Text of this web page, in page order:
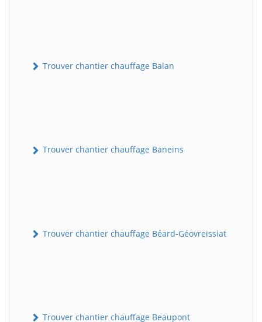
Trouver chantier chauffage Balan
Trouver chantier chauffage Baneins
Trouver chantier chauffage Béard-Géovreissiat
Trouver chantier chauffage Beaupont